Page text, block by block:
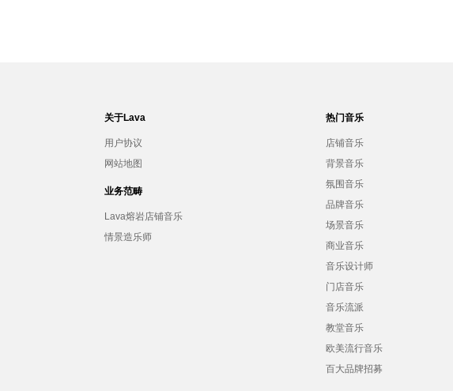
关于Lava
用户协议
网站地图
业务范畴
Lava熔岩店铺音乐
情景造乐师
热门音乐
店铺音乐
背景音乐
氛围音乐
品牌音乐
场景音乐
商业音乐
音乐设计师
门店音乐
音乐流派
教堂音乐
欧美流行音乐
百大品牌招募